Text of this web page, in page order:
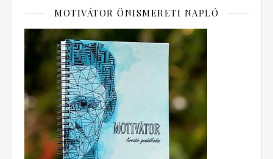
MOTIVÁTOR ÖNISMERETI NAPLÓ